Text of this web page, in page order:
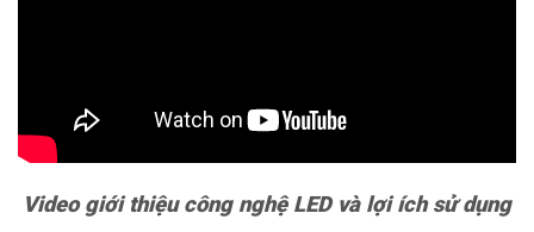
Video giới thiệu công nghệ LED và lợi ích sử dụng